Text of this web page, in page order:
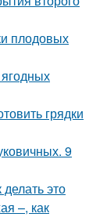
плодовых
грядки
9
это
–, как